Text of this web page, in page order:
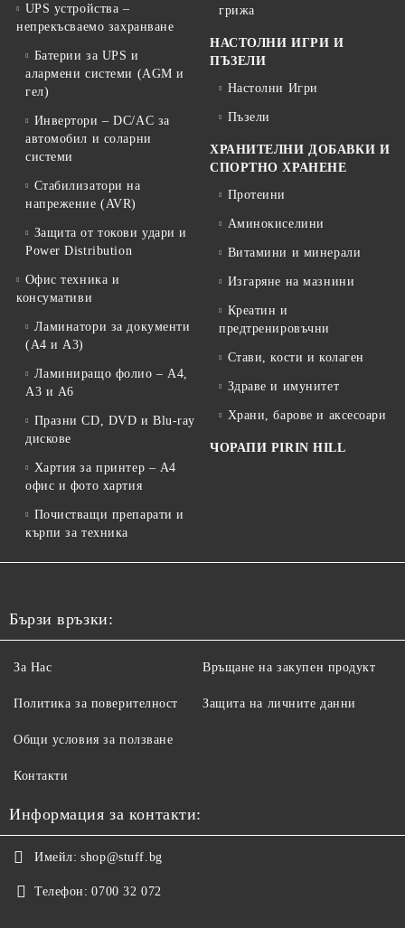
UPS устройства –
непрекъсваемо захранване
Батерии за UPS и
алармени системи (AGM и
гел)
Инвертори – DC/AC за
автомобил и соларни
системи
Стабилизатори на
напрежение (AVR)
Защита от токови удари и
Power Distribution
Офис техника и
консумативи
Ламинатори за документи
(A4 и A3)
Ламиниращо фолио – A4,
A3 и A6
Празни CD, DVD и Blu-ray
дискове
Хартия за принтер – A4
офис и фото хартия
Почистващи препарати и
кърпи за техника
грижа
НАСТОЛНИ ИГРИ И
ПЪЗЕЛИ
Настолни Игри
Пъзели
ХРАНИТЕЛНИ ДОБАВКИ И
СПОРТНО ХРАНЕНЕ
Протеини
Аминокиселини
Витамини и минерали
Изгаряне на мазнини
Креатин и
предтренировъчни
Стави, кости и колаген
Здраве и имунитет
Храни, барове и аксесоари
ЧОРАПИ PIRIN HILL
Бързи връзки:
За Нас
Политика за поверителност
Общи условия за ползване
Контакти
Връщане на закупен продукт
Защита на личните данни
Информация за контакти:
Имейл: shop@stuff.bg
Телефон: 0700 32 072